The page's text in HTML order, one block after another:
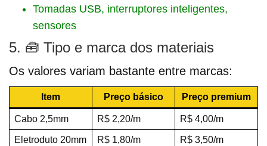
Tomadas USB, interruptores inteligentes,
sensores
5. 🧰 Tipo e marca dos materiais
Os valores variam bastante entre marcas:
Item Preço básico Preço premium
Cabo 2,5mm R$ 2,20/m R$ 4,00/m
Eletroduto 20mm R$ 1,80/m R$ 3,50/m